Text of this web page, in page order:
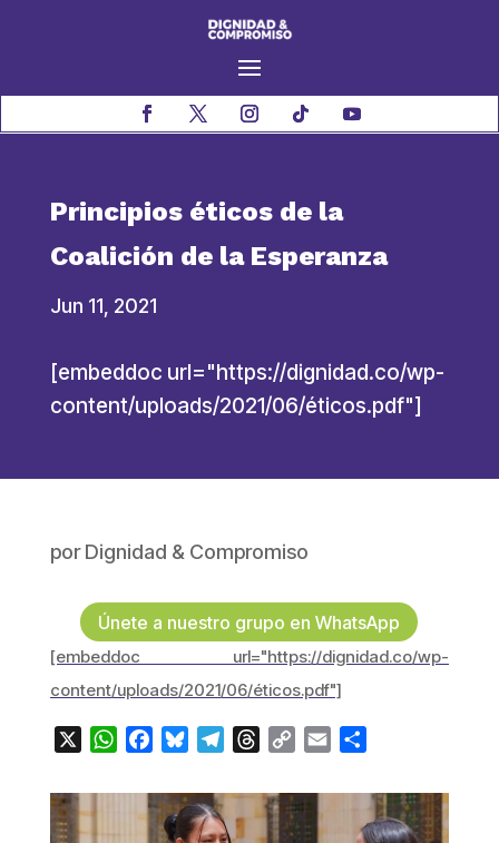
Principios éticos de la
Coalición de la Esperanza
Jun 11, 2021
[embeddoc url="https://dignidad.co/wp-
content/uploads/2021/06/éticos.pdf"]
porDignidad & Compromiso
Únete a nuestro grupo en WhatsApp
[embeddoc url="https://dignidad.co/wp-
content/uploads/2021/06/éticos.pdf"]
WhatsApp
FacebookBlueskyTelegramThreads
Copy Email